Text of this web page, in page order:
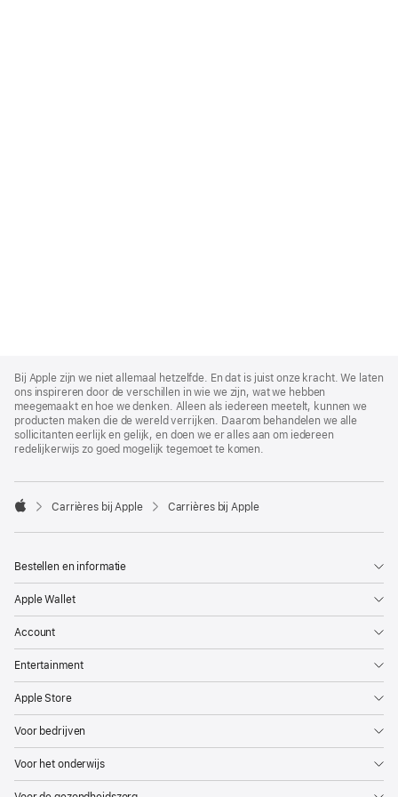
Footer
Bij Apple zijn we niet allemaal hetzelfde. En dat is juist onze kracht. We laten
ons inspireren door de verschillen in wie we zijn, wat we hebben
meegemaakt en hoe we denken. Alleen als iedereen meetelt, kunnen we
producten maken die de wereld verrijken. Daarom behandelen we alle
sollicitanten eerlijk en gelijk, en doen we er alles aan om iedereen
redelijkerwijs zo goed mogelijk tegemoet te komen.

Carrières bij Apple Carrières bij Apple
Bestellen en informatie
Apple Wallet
Account
Entertainment
Apple Store
Voor bedrijven
Voor het onderwijs